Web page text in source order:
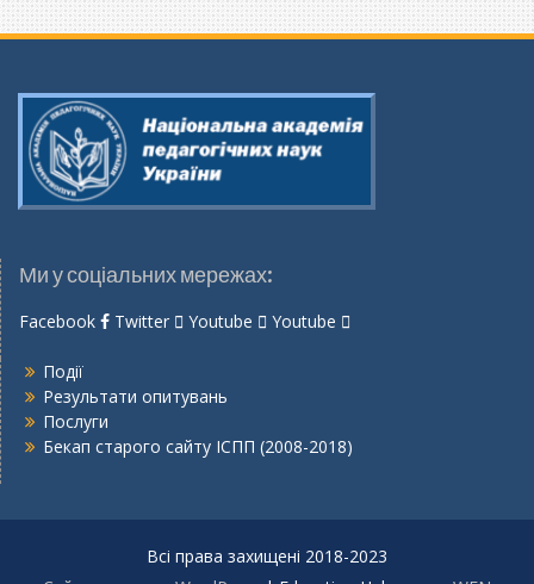
Ми у соціальних мережах:
Facebook Twitter Youtube Youtube
Події
Результати опитувань
Послуги
Бекап старого сайту ІСПП (2008-2018)
Всі права захищені 2018-2023